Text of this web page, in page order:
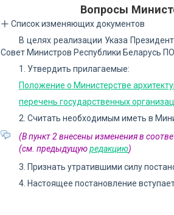
Вопросы
Список изменяющих документов
В целях реализации Указа
Совет Министров Республики Беларусь
1. Утвердить прилагаемые:
Положение о Министерстве
перечень государственных
2. Считать необходимым иметь в
(В пункт 2 внесены изменения в
(см. предыдущуюредакцию)
3. Признать утратившими силу
4. Настоящее постановление вступает